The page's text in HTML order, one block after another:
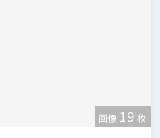
画像 19 枚